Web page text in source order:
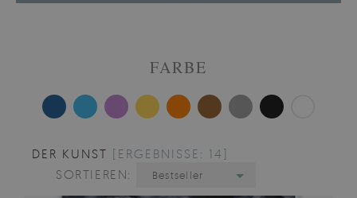
FARBE
DER KUNST [ERGEBNISSE: 14]
SORTIEREN:
Bestseller